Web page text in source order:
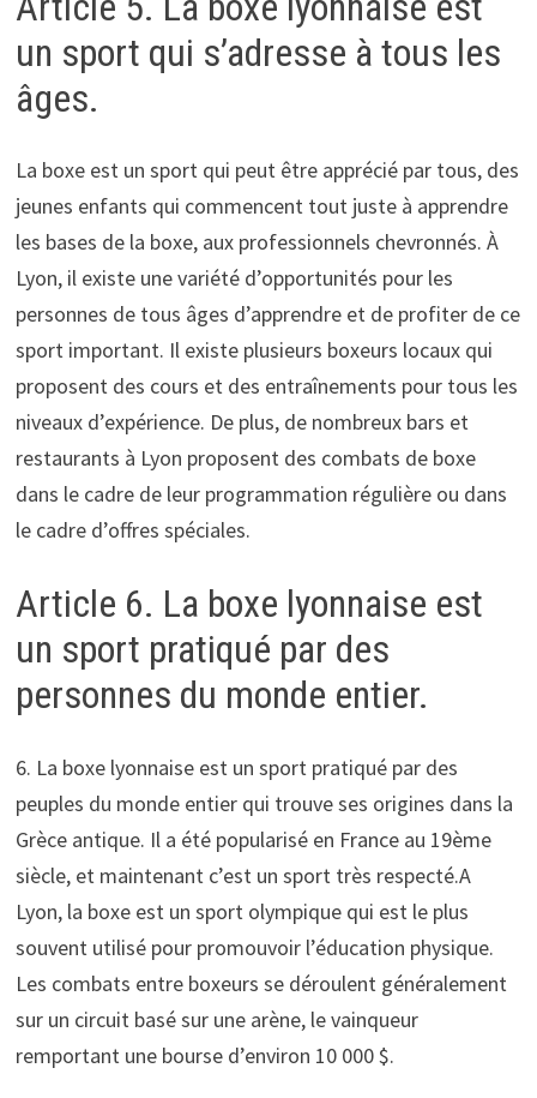
un sport qui s’adresse à tous les
âges.
La boxe est un sport qui peut être apprécié par tous, des
jeunes enfants qui commencent tout juste à apprendre
les bases de la boxe, aux professionnels chevronnés. À
Lyon, il existe une variété d’opportunités pour les
personnes de tous âges d’apprendre et de profiter de ce
sport important. Il existe plusieurs boxeurs locaux qui
proposent des cours et des entraînements pour tous les
niveaux d’expérience. De plus, de nombreux bars et
restaurants à Lyon proposent des combats de boxe
dans le cadre de leur programmation régulière ou dans
le cadre d’offres spéciales.
Article 6. La boxe lyonnaise est
un sport pratiqué par des
personnes du monde entier.
6. La boxe lyonnaise est un sport pratiqué par des
peuples du monde entier qui trouve ses origines dans la
Grèce antique. Il a été popularisé en France au 19ème
siècle, et maintenant c’est un sport très respecté.A
Lyon, la boxe est un sport olympique qui est le plus
souvent utilisé pour promouvoir l’éducation physique.
Les combats entre boxeurs se déroulent généralement
sur un circuit basé sur une arène, le vainqueur
remportant une bourse d’environ 10 000 $.